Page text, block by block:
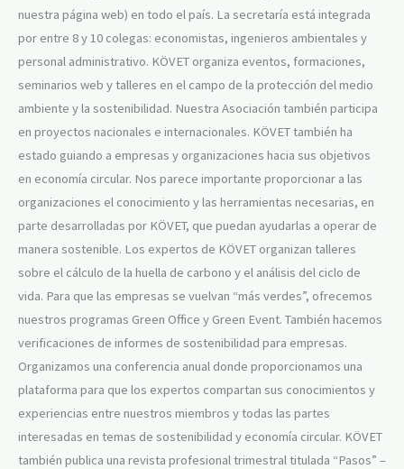
nuestra página web) en todo el país. La secretaría está integrada
por entre 8 y 10 colegas: economistas, ingenieros ambientales y
personal administrativo. KÖVET organiza eventos, formaciones,
seminarios web y talleres en el campo de la protección del medio
ambiente y la sostenibilidad. Nuestra Asociación también participa
en proyectos nacionales e internacionales. KÖVET también ha
estado guiando a empresas y organizaciones hacia sus objetivos
en economía circular. Nos parece importante proporcionar a las
organizaciones el conocimiento y las herramientas necesarias, en
parte desarrolladas por KÖVET, que puedan ayudarlas a operar de
manera sostenible. Los expertos de KÖVET organizan talleres
sobre el cálculo de la huella de carbono y el análisis del ciclo de
vida. Para que las empresas se vuelvan “más verdes”, ofrecemos
nuestros programas Green Office y Green Event. También hacemos
verificaciones de informes de sostenibilidad para empresas.
Organizamos una conferencia anual donde proporcionamos una
plataforma para que los expertos compartan sus conocimientos y
experiencias entre nuestros miembros y todas las partes
interesadas en temas de sostenibilidad y economía circular. KÖVET
también publica una revista profesional trimestral titulada “Pasos” –